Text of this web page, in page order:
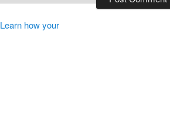
Learn how your